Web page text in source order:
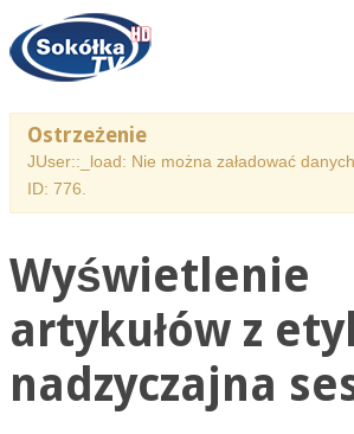
Ostrzeżenie
JUser::_load: Nie można załadować
ID: 776.
Wyświetlenie
artykułów z
nadzyczajna